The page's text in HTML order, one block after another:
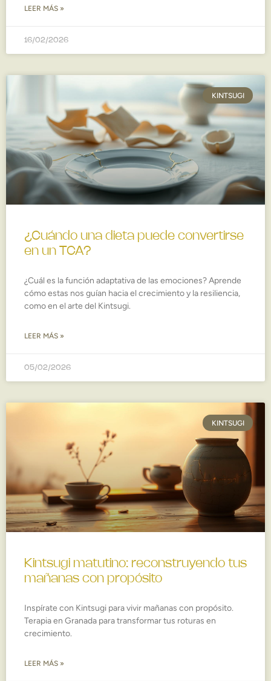
LEER MÁS »
16/02/2026
KINTSUGI
¿Cuándo una dieta puede convertirse
en un TCA?
¿Cuál es la función adaptativa de las emociones? Aprende
cómo estas nos guían hacia el crecimiento y la resiliencia,
como en el arte del Kintsugi.
LEER MÁS »
05/02/2026
KINTSUGI
Kintsugi matutino: reconstruyendo tus
mañanas con propósito
Inspírate con Kintsugi para vivir mañanas con propósito.
Terapia en Granada para transformar tus roturas en
crecimiento.
LEER MÁS »